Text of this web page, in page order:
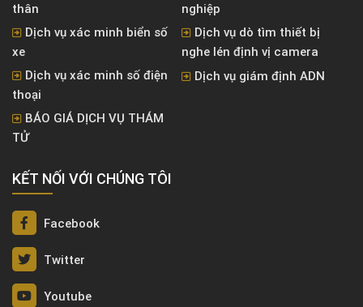
thân
nghiệp
Dịch vụ xác minh biển số
xe
Dịch vụ dò tìm thiết bị
nghe lén định vị camera
Dịch vụ xác minh số điện
thoại
Dịch vụ giám định ADN
BÁO GIÁ DỊCH VỤ THÁM
TỬ
KẾT NỐI VỚI CHÚNG TÔI
Facebook
Twitter
Youtube